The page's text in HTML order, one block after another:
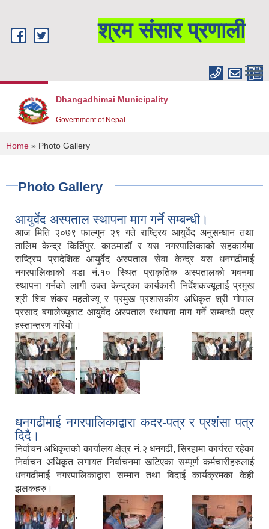
श्रम संसार प्रणाली
Dhangadhimai Municipality
Government of Nepal
You are here
Home » Photo Gallery
Photo Gallery
आयुर्वेद अस्पताल स्थापना माग गर्ने सम्बन्धी।
आज मिति २०७९ फाल्गुन २९ गते राष्ट्रिय आयुर्वेद अनुसन्धान तथा
तालिम केन्द्र किर्तिपुर, काठमाडौं र यस नगरपालिकाको सहकार्यमा
राष्ट्रिय प्रादेशिक आयुर्वेद अस्पताल सेवा केन्द्र यस धनगढीमाई
नगरपालिकाको वडा नं.१० स्थित प्राकृतिक अस्पतालको भवनमा
स्थापना गर्नको लागी उक्त केन्द्रका कार्यकारी निर्देशकज्यूलाई प्रमुख
श्री शिव शंकर महतोज्यू र प्रमुख प्रशासकीय अधिकृत श्री गोपाल
प्रसाद बगालेज्यूबाट आयुर्वेद अस्पताल स्थापना माग गर्ने सम्बन्धी पत्र
हस्तान्तरण गरियो ।
,
, ,
,
धनगढीमाई नगरपालिकाद्बारा कदर-पत्र र प्रशंसा पत्र
दिदै।
निर्वाचन अधिकृतको कार्यालय क्षेत्र नं.२ धनगढी, सिरहामा कार्यरत रहेका
निर्वाचन अधिकृत लगायत निर्वाचनमा खटिएका सम्पूर्ण कर्मचारीहरुलाई
धनगढीमाई नगरपालिकाद्बारा सम्मान तथा विदाई कार्यक्रमका केही
झलकहरु।
, , ,